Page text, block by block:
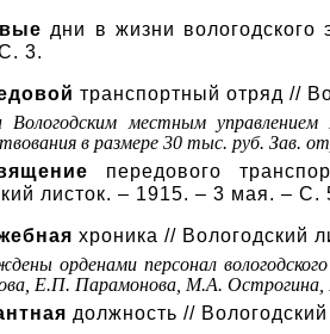
дни в жизни вологодского
3.
транспортный отряд //
Вологодским местным
в размере 30 тыс. руб. Зав.
передового
листок. – 1915. – 3 мая. – С.
хроника // Вологодский
орденами персонал
Е.П. Парамонова, М.А.
должность //